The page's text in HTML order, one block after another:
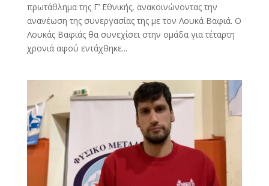
πρωτάθλημα της Γ’ Εθνικής, ανακοινώνοντας την
ανανέωση της συνεργασίας της με τον Λουκά Βαφιά. Ο
Λουκάς Βαφιάς θα συνεχίσει στην ομάδα για τέταρτη
χρονιά αφού εντάχθηκε...